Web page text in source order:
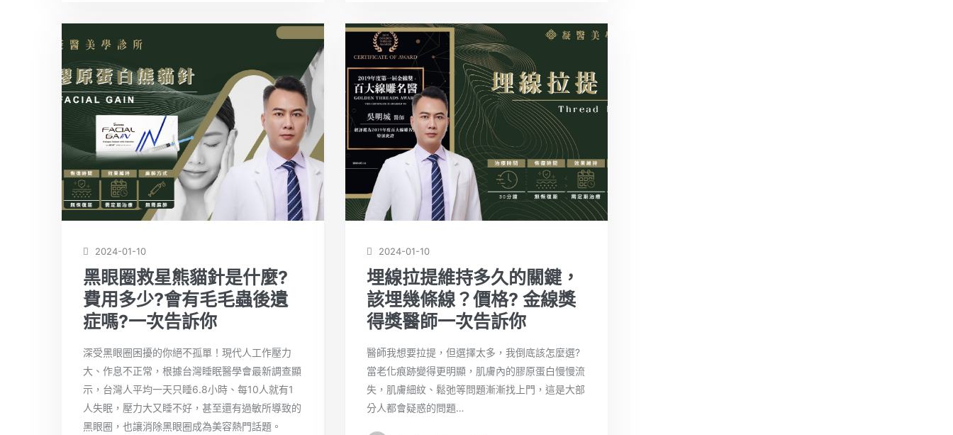
2024-01-10
黑眼圈救星熊貓針是什麼?
費用多少?會有毛毛蟲後遺
症嗎?一次告訴你
深受黑眼圈困擾的你絕不孤單！現代人工作壓力
大、作息不正常，根據台灣睡眠醫學會最新調查顯
示，台灣人平均一天只睡6.8小時、每10人就有1
人失眠，壓力大又睡不好，甚至還有過敏所導致的
黑眼圈，也讓消除黑眼圈成為美容熱門話題。
2024-01-10
埋線拉提維持多久的關鍵，
該埋幾條線？價格? 金線獎
得獎醫師一次告訴你
醫師我想要拉提，但選擇太多，我倒底該怎麼選?
當老化痕跡變得更明顯，肌膚內的膠原蛋白慢慢流
失，肌膚細紋、鬆弛等問題漸漸找上門，這是大部
分人都會疑惑的問題…